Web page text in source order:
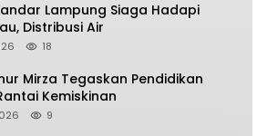
Lampung Siaga Hadapi
Distribusi Air
18
Mirza Tegaskan Pendidikan
Kemiskinan
9